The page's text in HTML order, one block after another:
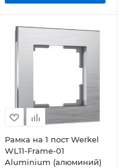
Рамка на 1 пост Werkel
WL11-Frame-01
Aluminium (алюминий)